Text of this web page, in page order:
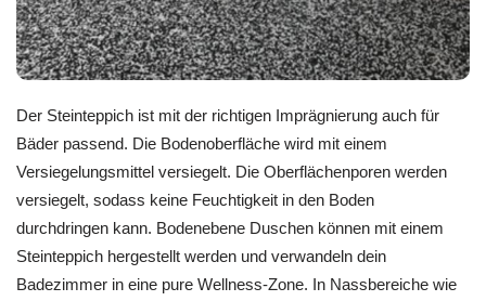
Der Steinteppich ist mit der richtigen Imprägnierung auch für
Bäder passend. Die Bodenoberfläche wird mit einem
Versiegelungsmittel versiegelt. Die Oberflächenporen werden
versiegelt, sodass keine Feuchtigkeit in den Boden
durchdringen kann. Bodenebene Duschen können mit einem
Steinteppich hergestellt werden und verwandeln dein
Badezimmer in eine pure Wellness-Zone. In Nassbereiche wie